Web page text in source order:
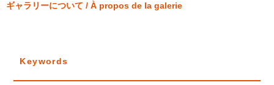
ギャラリーについて / À propos de la galerie
Keywords